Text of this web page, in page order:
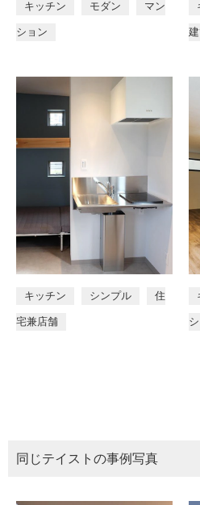
キッチン モダン マン
ション
キッチン シンプル 住
宅兼店舗
同じテイストの事例写真